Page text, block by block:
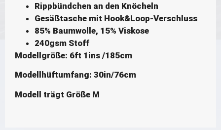
Rippbündchen an den Knöcheln
Gesäßtasche mit Hook&Loop-Verschluss
85% Baumwolle, 15% Viskose
240gsm Stoff
Modellgröße: 6ft 1ins /185cm
Modellhüftumfang: 30in/76cm
Modell trägt Größe M